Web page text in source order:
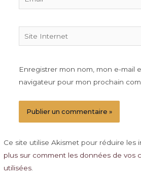
Site
Internet
Enregistrer mon nom, mon e-mail
navigateur pour mon prochain
Ce site utilise Akismet pour réduire les
plus sur comment les données de vos
utilisées.